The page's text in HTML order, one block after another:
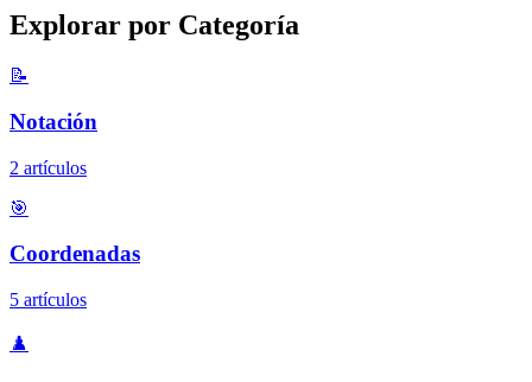
Explorar por Categoría
📝
Notación
2 artículos
🎯
Coordenadas
5 artículos
♟️